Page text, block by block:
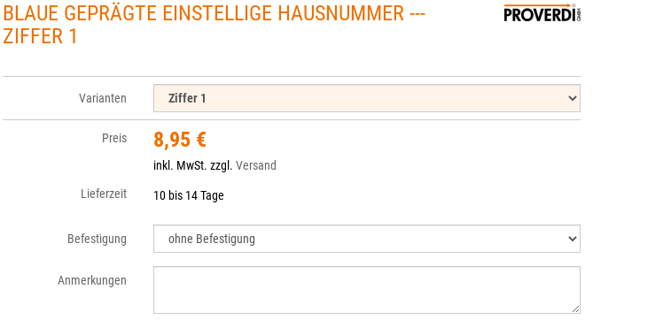
BLAUE GEPRÄGTE EINSTELLIGE HAUSNUMMER ---
ZIFFER 1
Varianten
Preis 8,95 €
inkl. MwSt. zzgl.Versand
Lieferzeit
10 bis 14 Tage
Befestigung
Anmerkungen